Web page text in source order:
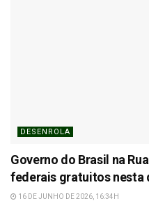
DESENROLA
Governo do Brasil na
federais gratuitos nesta
16 DE JUNHO DE 2026, 16:34H